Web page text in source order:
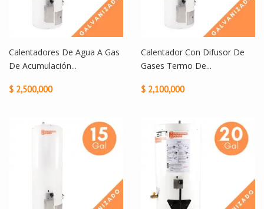
Calentadores De Agua A Gas
De Acumulación...
$ 2,500,000
Calentador Con Difusor De
Gases Termo De...
$ 2,100,000